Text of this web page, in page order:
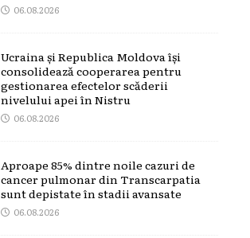
06.08.2026
Ucraina și Republica Moldova își
consolidează cooperarea pentru
gestionarea efectelor scăderii
nivelului apei în Nistru
06.08.2026
Aproape 85% dintre noile cazuri de
cancer pulmonar din Transcarpatia
sunt depistate în stadii avansate
06.08.2026